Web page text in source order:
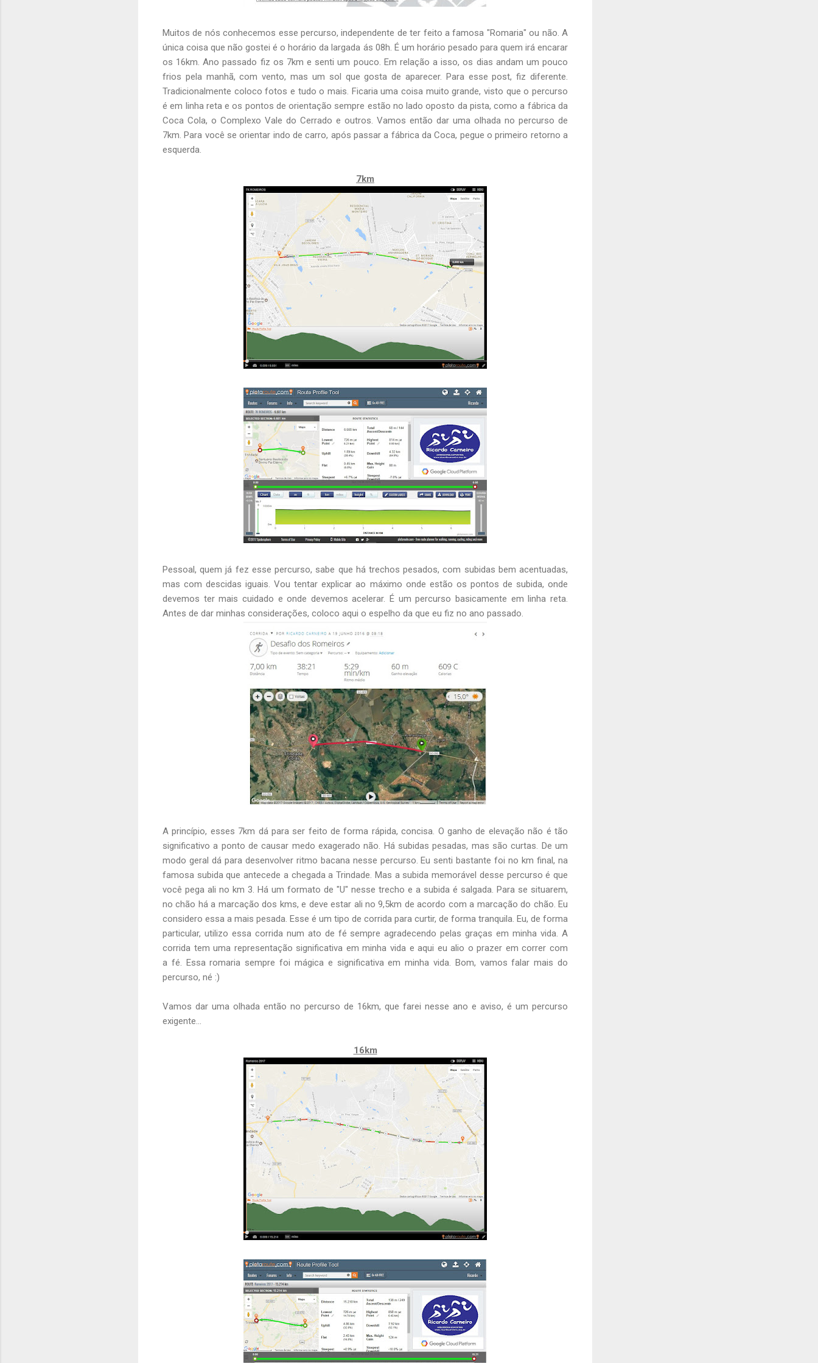
Muitos de nós conhecemos esse percurso, independente de ter feito a famosa "Romaria" ou não. A
única coisa que não gostei é o horário da largada ás 08h. É um horário pesado para quem irá encarar
os 16km. Ano passado fiz os 7km e senti um pouco. Em relação a isso, os dias andam um pouco
frios pela manhã, com vento, mas um sol que gosta de aparecer. Para esse post, fiz diferente.
Tradicionalmente coloco fotos e tudo o mais. Ficaria uma coisa muito grande, visto que o percurso
é em linha reta e os pontos de orientação sempre estão no lado oposto da pista, como a fábrica da
Coca Cola, o Complexo Vale do Cerrado e outros. Vamos então dar uma olhada no percurso de
7km. Para você se orientar indo de carro, após passar a fábrica da Coca, pegue o primeiro retorno a
esquerda.
7km
Pessoal, quem já fez esse percurso, sabe que há trechos pesados, com subidas bem acentuadas,
mas com descidas iguais. Vou tentar explicar ao máximo onde estão os pontos de subida, onde
devemos ter mais cuidado e onde devemos acelerar. É um percurso basicamente em linha reta.
Antes de dar minhas considerações, coloco aqui o espelho da que eu fiz no ano passado.
A princípio, esses 7km dá para ser feito de forma rápida, concisa. O ganho de elevação não é tão
significativo a ponto de causar medo exagerado não. Há subidas pesadas, mas são curtas. De um
modo geral dá para desenvolver ritmo bacana nesse percurso. Eu senti bastante foi no km final, na
famosa subida que antecede a chegada a Trindade. Mas a subida memorável desse percurso é que
você pega ali no km 3. Há um formato de "U" nesse trecho e a subida é salgada. Para se situarem,
no chão há a marcação dos kms, e deve estar ali no 9,5km de acordo com a marcação do chão. Eu
considero essa a mais pesada. Esse é um tipo de corrida para curtir, de forma tranquila. Eu, de forma
particular, utilizo essa corrida num ato de fé sempre agradecendo pelas graças em minha vida. A
corrida tem uma representação significativa em minha vida e aqui eu alio o prazer em correr com
a fé. Essa romaria sempre foi mágica e significativa em minha vida. Bom, vamos falar mais do
percurso, né :)
Vamos dar uma olhada então no percurso de 16km, que farei nesse ano e aviso, é um percurso
exigente...
16km